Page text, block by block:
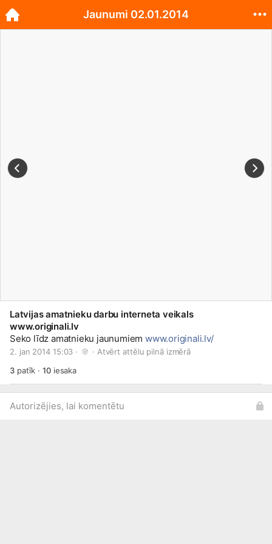
Latvijas amatnieku darbu interneta veikals
www.originali.lv
Seko līdz amatnieku jaunumiemwww.originali.lv/
2. jan 2014 15:03 · · Atvērt attēlu pilnā izmērā
3patīk ·10iesaka
Autorizējies, lai komentētu
Jaunumi 02.01.2014